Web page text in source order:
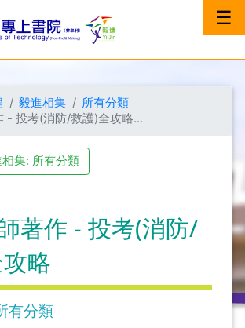
☰
毅進相集
所有分類
- 投考(消防/救護)全攻略...
集: 所有分類
著作 - 投考(消防/
略
有分類